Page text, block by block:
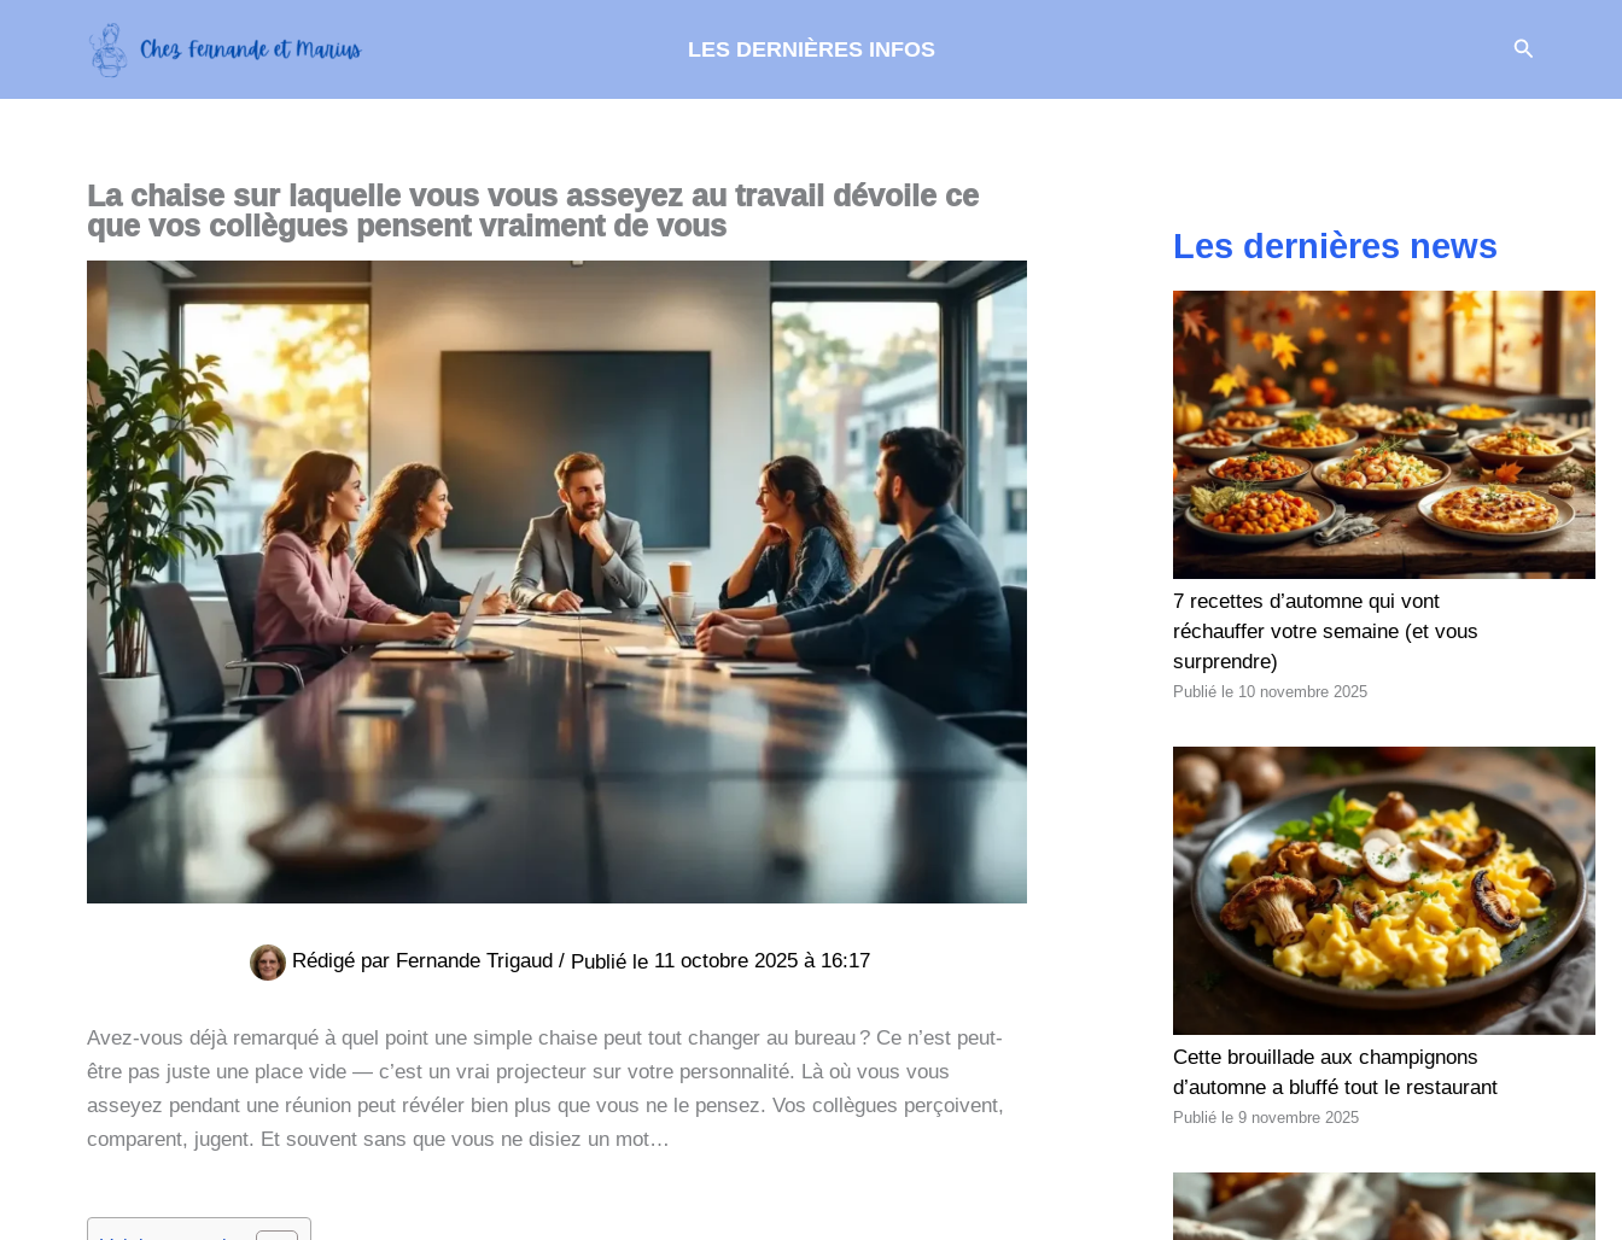
LES DERNIÈRES INFOS
La chaise sur laquelle vous vous asseyez au travail dévoile ce
que vos collègues pensent vraiment de vous
Rédigé par Fernande Trigaud / 11 octobre 2025 à 16:17
Avez-vous déjà remarqué à quel point une simple chaise peut tout changer au bureau ? Ce n’est peut-
être pas juste une place vide — c’est un vrai projecteur sur votre personnalité. Là où vous vous
asseyez pendant une réunion peut révéler bien plus que vous ne le pensez. Vos collègues perçoivent,
comparent, jugent. Et souvent sans que vous ne disiez un mot…
Les dernières news
7 recettes d’automne qui vont
réchauffer votre semaine (et vous
surprendre)
10 novembre 2025
Cette brouillade aux champignons
d’automne a bluffé tout le restaurant
9 novembre 2025